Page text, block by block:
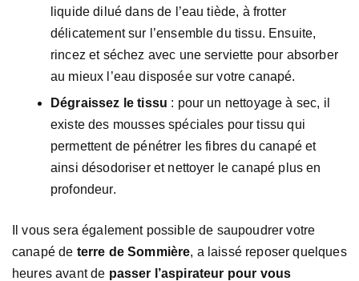
liquide dilué dans de l’eau tiède, à frotter
délicatement sur l’ensemble du tissu. Ensuite,
rincez et séchez avec une serviette pour absorber
au mieux l’eau disposée sur votre canapé.
Dégraissez le tissu : pour un nettoyage à sec, il
existe des mousses spéciales pour tissu qui
permettent de pénétrer les fibres du canapé et
ainsi désodoriser et nettoyer le canapé plus en
profondeur.
Il vous sera également possible de saupoudrer votre
canapé de terre de Sommière, a laissé reposer quelques
heures avant de passer l’aspirateur pour vous